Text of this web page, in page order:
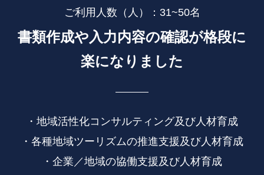
ご利用人数（人）：31~50名
書類作成や入力内容の確認が格段に
楽になりました
・地域活性化コンサルティング及び人材育成
・各種地域ツーリズムの推進支援及び人材育成
・企業／地域の協働支援及び人材育成